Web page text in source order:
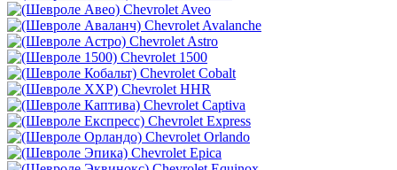
Chevrolet Aveo
Chevrolet Avalanche
Chevrolet Astro
Chevrolet 1500
Chevrolet Cobalt
Chevrolet HHR
Chevrolet Captiva
Chevrolet Express
Chevrolet Orlando
Chevrolet Epica